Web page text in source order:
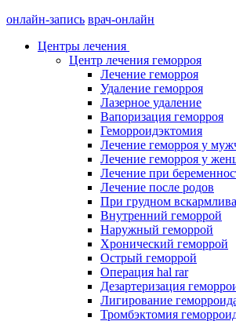
онлайн-запись врач-онлайн
Центры лечения
Центр лечения геморроя
Лечение геморроя
Удаление геморроя
Лазерное удаление
Вапоризация геморроя
Геморроидэктомия
Лечение геморроя у
Лечение геморроя у
Лечение при
Лечение после родов
При грудном
Внутренний геморрой
Наружный геморрой
Хронический геморрой
Острый геморрой
Операция hal rar
Дезартеризация
Лигирование
Тромбэктомия